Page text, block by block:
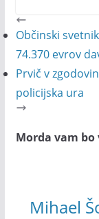
Občinski
74.370 evrov
Prvič v
policijska ura
Morda vam bo
Mihael